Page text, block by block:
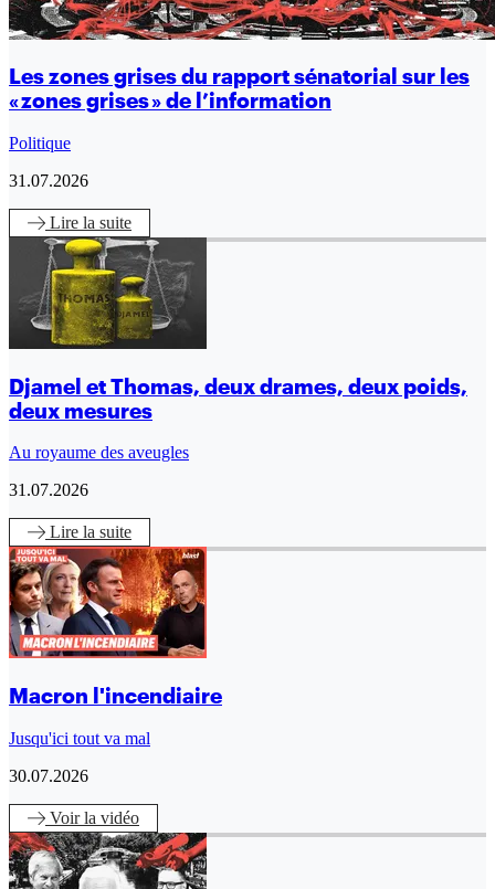
Les zones grises du rapport sénatorial sur les
« zones grises » de l’information
Politique
31.07.2026
Lire la suite
Djamel et Thomas, deux drames, deux poids,
deux mesures
Au royaume des aveugles
31.07.2026
Lire la suite
Macron l'incendiaire
Jusqu'ici tout va mal
30.07.2026
Voirla vidéo